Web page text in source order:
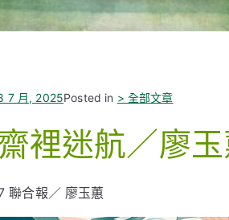
7 月, 2025Posted in > 全部文章
裡迷航／廖
聯合報／ 廖玉蕙